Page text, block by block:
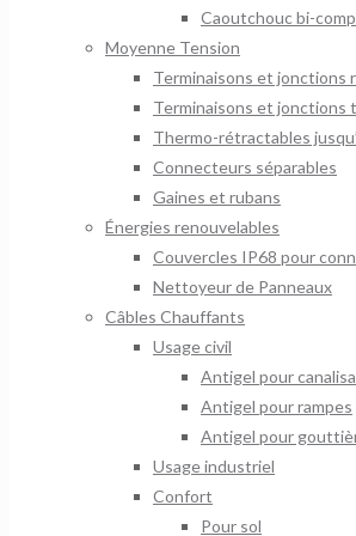
Caoutchouc bi-
Moyenne Tension
Terminaisons et jonctions
Terminaisons et jonctions
Thermo-rétractables
Connecteurs séparables
Gaines et rubans
Énergies renouvelables
Couvercles IP68 pour
Nettoyeur de Panneaux
Câbles Chauffants
Usage civil
Antigel pour
Antigel pour rampes
Antigel pour
Usage industriel
Confort
Pour sol